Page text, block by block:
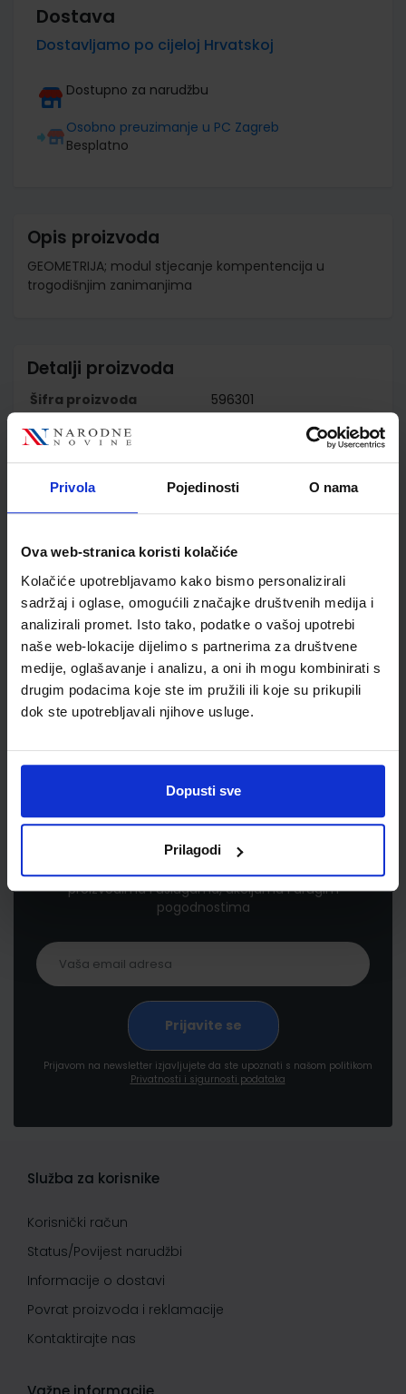
Privola Pojedinosti O nama
Ova web-stranica koristi kolačiće
Kolačiće upotrebljavamo kako bismo personalizirali
sadržaj i oglase, omogućili značajke društvenih medija i
analizirali promet. Isto tako, podatke o vašoj upotrebi
naše web-lokacije dijelimo s partnerima za društvene
medije, oglašavanje i analizu, a oni ih mogu kombinirati s
drugim podacima koje ste im pružili ili koje su prikupili
dok ste upotrebljavali njihove usluge.
Dopusti sve
Prilagodi
Dostava
Dostavljamo po cijeloj Hrvatskoj
Dostupno za narudžbu
Osobno preuzimanje u PC Zagreb
Besplatno
Opis proizvoda
GEOMETRIJA; modul stjecanje kompentencija u
trogodišnjim zanimanjima
Detalji proizvoda
Šifra proizvoda
596301
Nakladnik
ALKA SCRIPT d.o.o.
Školski razred
20 2.RAZRED SŠ
Vrsta škole
3 STRUKOVNA
Reg br min
8124
Newsletter prijava
Prijavite se kako bi primali informacije o novim
proizvodima i uslugama, akcijama i drugim
pogodnostima
Prijavom na newsletter izjavljujete da ste upoznati s našom politikom
Privatnosti i sigurnosti podataka
Služba za korisnike
Korisnički račun
Status/Povijest narudžbi
Informacije o dostavi
Povrat proizvoda i reklamacije
Kontaktirajte nas